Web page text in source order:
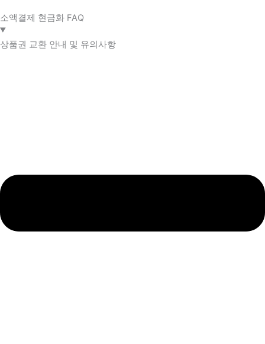
소액결제 현금화 FAQ​
상품권 교환 안내 및 유의사항